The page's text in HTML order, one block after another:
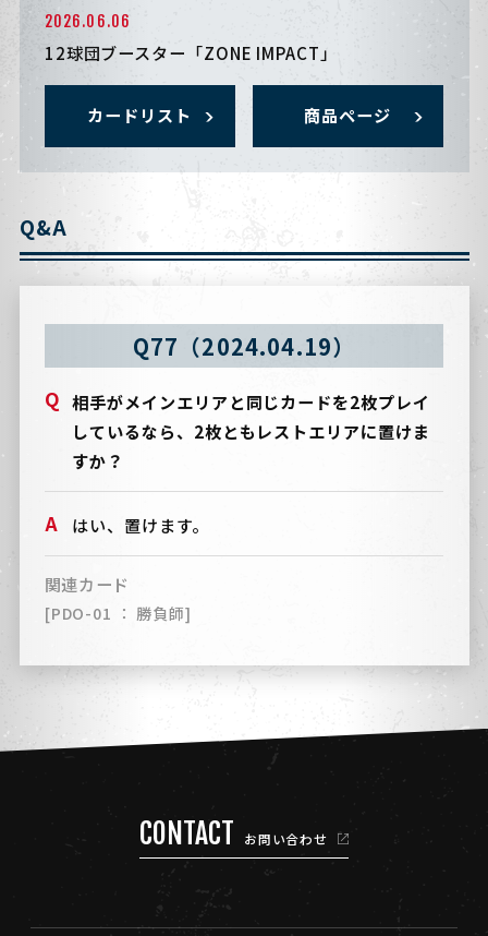
2026.06.06
12球団ブースター「ZONE IMPACT」
カードリスト 商品ページ
Q&A
Q77（2024.04.19）
相手がメインエリアと同じカードを2枚プレイ
しているなら、2枚ともレストエリアに置けま
すか？
はい、置けます。
関連カード
[PDO-01 ： 勝負師]
CONTACT お問い合わせ